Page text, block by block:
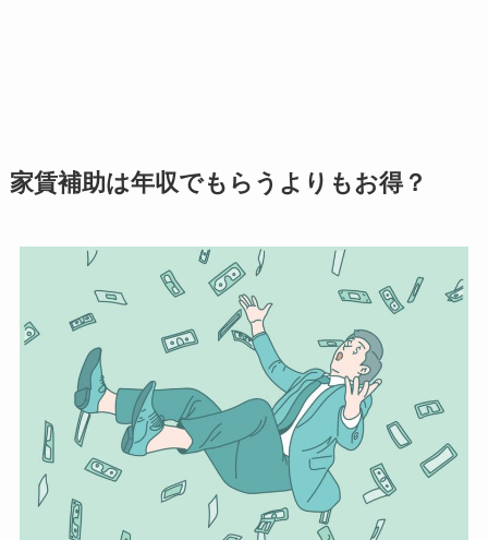
家賃補助は年収でもらうよりもお得？